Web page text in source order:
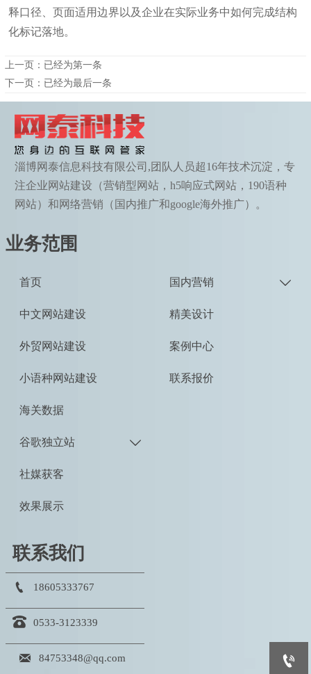
释口径、页面适用边界以及企业在实际业务中如何完成结构
化标记落地。
上一页：已经为第一条
下一页：已经为最后一条
淄博网泰信息科技有限公司,团队人员超16年技术沉淀，专
注企业网站建设（营销型网站，h5响应式网站，190语种
网站）和网络营销（国内推广和google海外推广）。
业务范围
首页
中文网站建设
外贸网站建设
小语种网站建设
海关数据
谷歌独立站 
社媒获客
效果展示
国内营销 
精美设计
案例中心
联系报价
联系我们
 18605333767
 0533-3123339
 84753348@qq.com 